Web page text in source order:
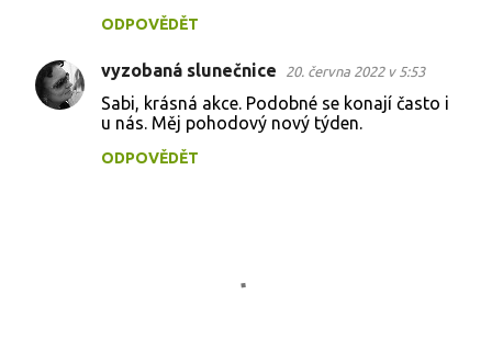
t
á
ODPOVĚDĚT
vyzobaná slunečnice 20. června 2022 v 5:53
Sabi, krásná akce. Podobné se konají často i
u nás. Měj pohodový nový týden.
ODPOVĚDĚT